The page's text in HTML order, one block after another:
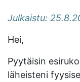
Julkaistu:
Hei,
Pyytäisin
läheisteni